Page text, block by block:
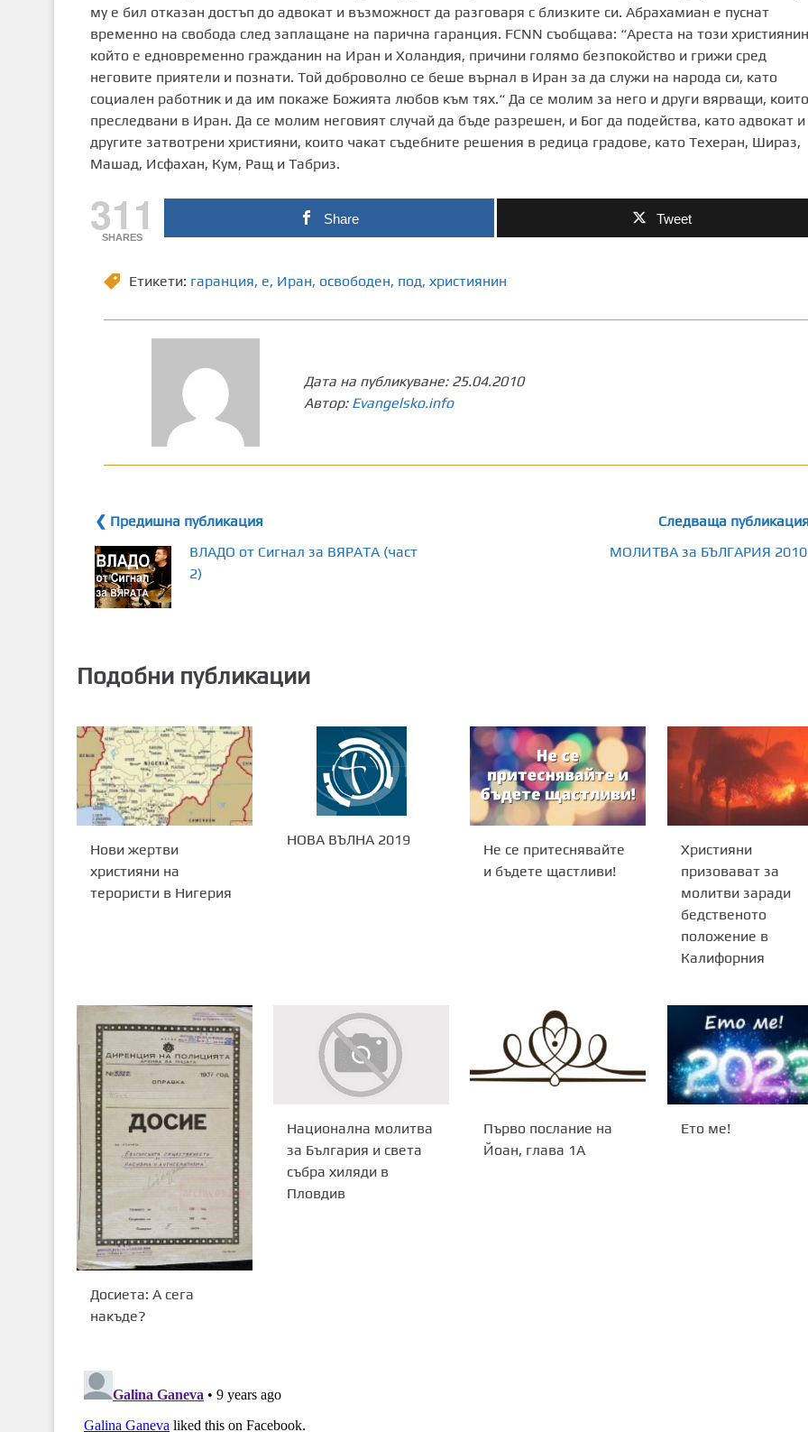
му е бил отказан достъп до адвокат и възможност да разговаря с близките си. Абрахамиан е пуснат
временно на свобода след заплащане на парична гаранция. FCNN съобщава: “Ареста на този
който е едновременно гражданин на Иран и Холандия, причини голямо безпокойство и грижи сред
неговите приятели и познати. Той доброволно се беше върнал в Иран за да служи на народа си, като
социален работник и да им покаже Божията любов към тях.“ Да се молим за него и други вярващи,
преследвани в Иран. Да се молим неговият случай да бъде разрешен, и Бог да подейства, като адвокат и
другите затвотрени християни, които чакат съдебните решения в редица градове, като Техеран, Шираз,
Машад, Исфахан, Кум, Ращ и Табриз.
311
SHARES
Share Tweet
Етикети: гаранция, е, Иран, освободен, под, християнин
Дата на публикуване: 25.04.2010
Автор: Evangelsko.info
❮ Предишна публикация
ВЛАДО от Сигнал за ВЯРАТА (част
2)
Следваща
МОЛИТВА за БЪЛГАРИЯ 2010
Подобни публикации
Нови жертви
християни на
терористи в Нигерия
НОВА ВЪЛНА 2019
Не се притеснявайте
и бъдете щастливи!
Християни
призовават за
молитви заради
бедственото
положение в
Калифорния
Досиета: А сега
накъде?
Национална молитва
за България и света
събра хиляди в
Пловдив
Първо послание на
Йоан, глава 1A
Ето ме!